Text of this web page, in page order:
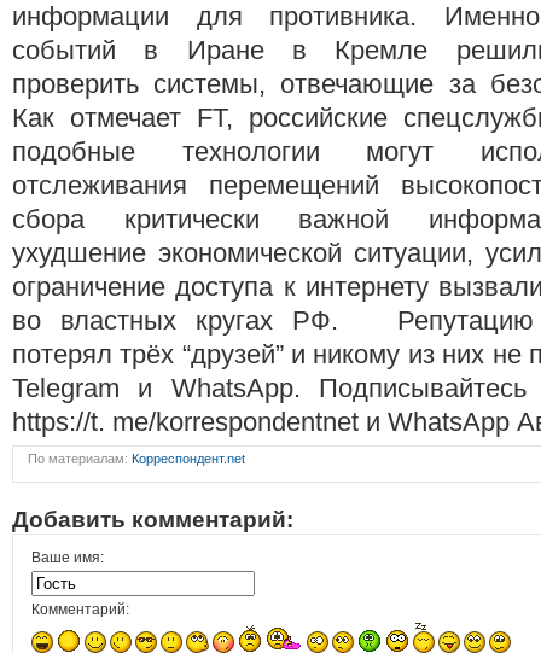
информации для противника.
событий в Иране в Кремле решили
проверить системы, отвечающие за
Как отмечает FT, российские
подобные технологии могут
отслеживания перемещений
сбора критически важной
ухудшение экономической ситуации,
ограничение доступа к интернету
во властных кругах РФ. Репутацию
потерял трёх “друзей” и никому из них не
Telegram и WhatsApp.
https://t. me/korrespondentnet и WhatsApp
По материалам: Корреспондент.net
Добавить комментарий:
Ваше имя:
Комментарий: